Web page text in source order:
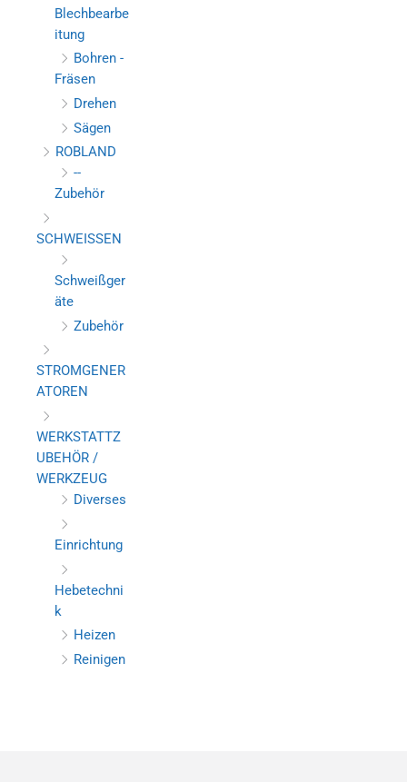
Blechbearbe
itung
Bohren -
Fräsen
Drehen
Sägen
ROBLAND
--
Zubehör
SCHWEISSEN
Schweißger
äte
Zubehör
STROMGENER
ATOREN
WERKSTATTZ
UBEHÖR /
WERKZEUG
Diverses
Einrichtung
Hebetechni
k
Heizen
Reinigen